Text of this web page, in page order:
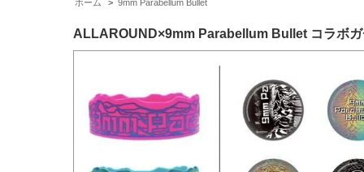
ホーム > 9mm Parabellum Bullet
ALLAROUND×9mm Parabellum Bullet コラボ